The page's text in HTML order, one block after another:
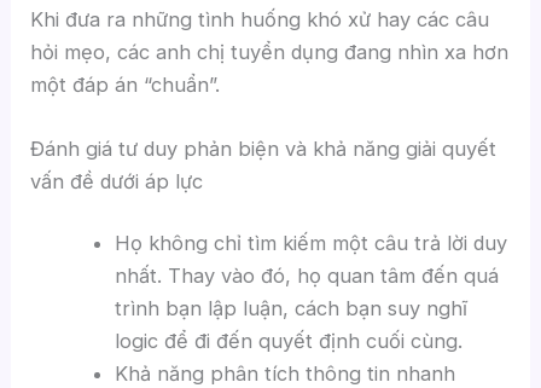
Khi đưa ra những tình huống khó xử hay các câu
hỏi mẹo, các anh chị tuyển dụng đang nhìn xa hơn
một đáp án “chuẩn”.
Đánh giá tư duy phản biện và khả năng giải quyết
vấn đề dưới áp lực
Họ không chỉ tìm kiếm một câu trả lời duy
nhất. Thay vào đó, họ quan tâm đến quá
trình bạn lập luận, cách bạn suy nghĩ
logic để đi đến quyết định cuối cùng.
Khả năng phân tích thông tin nhanh